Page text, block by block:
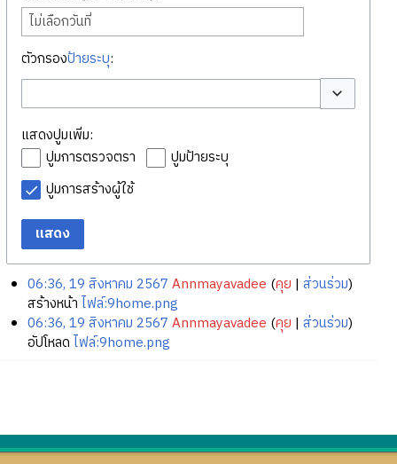
ไม่เลือกวันที่
ตัวกรองป้ายระบุ:
สลับตัวเลือก
แสดงปูมเพิ่ม:
ปูมการตรวจตรา
ปูมป้ายระบุ
ปูมการสร้างผู้ใช้
แสดง
06:36, 19 สิงหาคม 2567 Annmayavadee คุย ส่วนร่วม
สร้างหน้าไฟล์:9home.png
06:36, 19 สิงหาคม 2567 Annmayavadee คุย ส่วนร่วม
อัปโหลดไฟล์:9home.png